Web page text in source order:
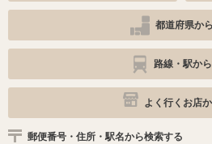
都道府県か
路線・駅か
よく行くお店
郵便番号・住所・駅名から検索する